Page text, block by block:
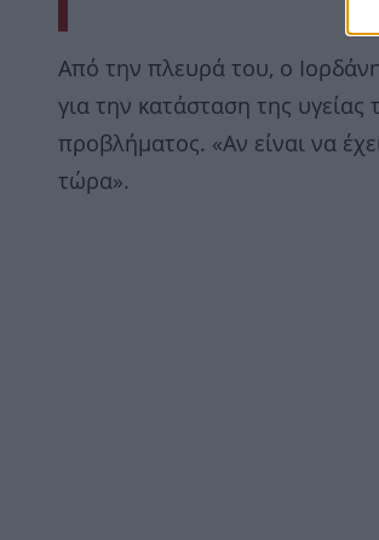
Από την πλευρά του, ο
για την κατάσταση της υγείας
προβλήματος. «Αν είναι να
τώρα».